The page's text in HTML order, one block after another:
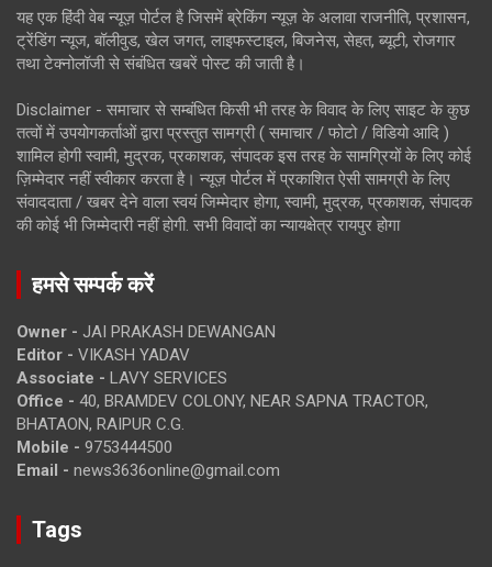
यह एक हिंदी वेब न्यूज़ पोर्टल है जिसमें ब्रेकिंग न्यूज़ के अलावा राजनीति, प्रशासन,
ट्रेंडिंग न्यूज, बॉलीवुड, खेल जगत, लाइफस्टाइल, बिजनेस, सेहत, ब्यूटी, रोजगार
तथा टेक्नोलॉजी से संबंधित खबरें पोस्ट की जाती है।
Disclaimer - समाचार से सम्बंधित किसी भी तरह के विवाद के लिए साइट के कुछ
तत्वों में उपयोगकर्ताओं द्वारा प्रस्तुत सामग्री ( समाचार / फोटो / विडियो आदि )
शामिल होगी स्वामी, मुद्रक, प्रकाशक, संपादक इस तरह के सामग्रियों के लिए कोई
ज़िम्मेदार नहीं स्वीकार करता है। न्यूज़ पोर्टल में प्रकाशित ऐसी सामग्री के लिए
संवाददाता / खबर देने वाला स्वयं जिम्मेदार होगा, स्वामी, मुद्रक, प्रकाशक, संपादक
की कोई भी जिम्मेदारी नहीं होगी. सभी विवादों का न्यायक्षेत्र रायपुर होगा
हमसे सम्पर्क करें
Owner - JAI PRAKASH DEWANGAN
Editor - VIKASH YADAV
Associate - LAVY SERVICES
Office - 40, BRAMDEV COLONY, NEAR SAPNA TRACTOR,
BHATAON, RAIPUR C.G.
Mobile - 9753444500
Email - news3636online@gmail.com
Tags